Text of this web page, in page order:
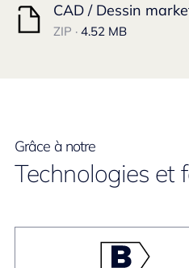
CAD / Dessin
ZIP · 4.52 MB
Grâce à notre
Technologies et